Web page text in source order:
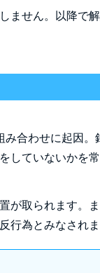
ません。以降で
合わせに起因。
ていないかを常
が取られます。
行為とみなされま